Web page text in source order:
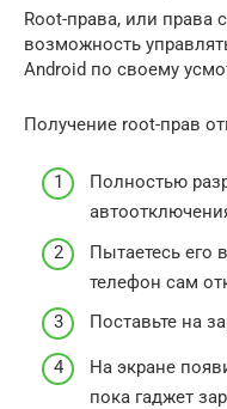
Root-права, или права
возможность
Android по своему
Получение root-прав
Полностью
Пытаетесь его
телефон сам
Поставьте на
На экране
пока гаджет